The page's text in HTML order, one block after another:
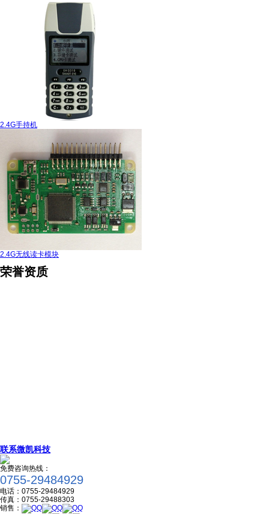
2.4G手持机
2.4G无线读卡模块
荣誉资质
联系微凯科技
免费咨询热线：
0755-29484929
电话： 0755-29484929
传真： 0755-29488303
销售：